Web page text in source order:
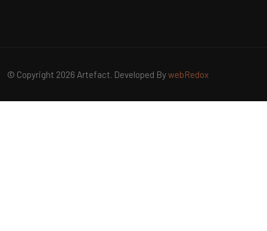
© Copyright 2026 Artefact. Developed BywebRedox